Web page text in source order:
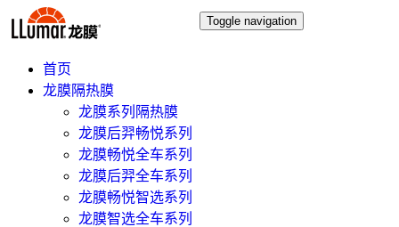
Toggle navigation
首页
龙膜隔热膜
龙膜系列隔热膜
龙膜后羿畅悦系列
龙膜畅悦全车系列
龙膜后羿全车系列
龙膜畅悦智选系列
龙膜智选全车系列